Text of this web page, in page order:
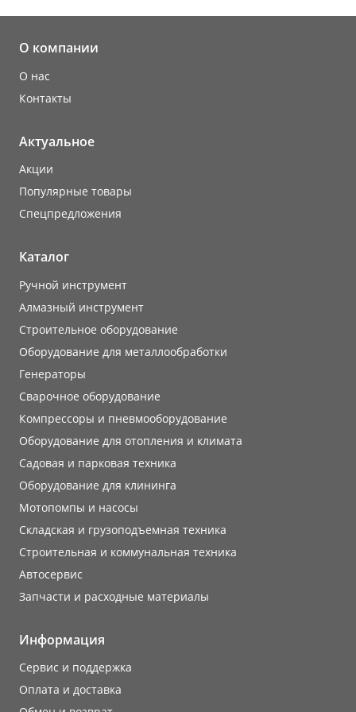
О компании
О нас
Контакты
Актуальное
Акции
Популярные товары
Cпецпредложения
Каталог
Ручной инструмент
Алмазный инструмент
Строительное оборудование
Оборудование для металлообработки
Генераторы
Сварочное оборудование
Компрессоры и пневмооборудование
Оборудование для отопления и климата
Садовая и парковая техника
Оборудование для клининга
Мотопомпы и насосы
Складская и грузоподъемная техника
Строительная и коммунальная техника
Автосервис
Запчасти и расходные материалы
Информация
Сервис и поддержка
Оплата и доставка